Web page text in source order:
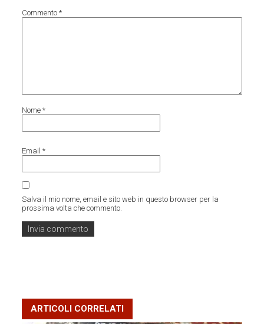
Commento*
Nome*
Email*
Salva il mio nome, email e sito web in questo browser per la
prossima volta che commento.
ARTICOLI CORRELATI